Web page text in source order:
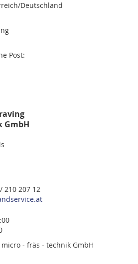
Deutschland
Post:
GmbH
210 207 12
- fräs - technik GmbH